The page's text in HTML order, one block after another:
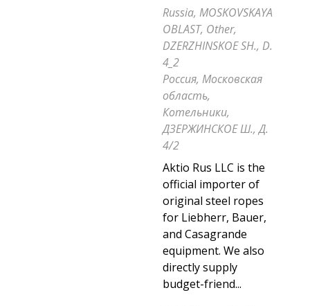
Russia, MOSKOVSKAYA
OBLAST, Other,
DZERZHINSKOE SH., D.
4_2
Россия, Московская
область,
Котельники,
ДЗЕРЖИНСКОЕ Ш., Д.
4/2
Aktio Rus LLC is the
official importer of
original steel ropes
for Liebherr, Bauer,
and Casagrande
equipment. We also
directly supply
budget-friend...